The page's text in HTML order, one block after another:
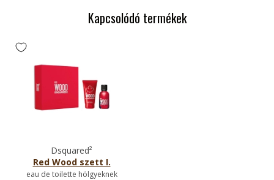
Kapcsolódó termékek
Dsquared²
Red Wood szett I.
eau de toilette hölgyeknek